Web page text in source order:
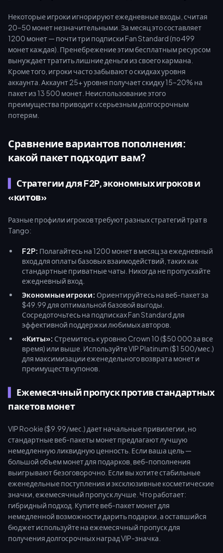
Некоторые игроки игнорируют ежедневные входы, считая
20–50 монет незначительными. За месяц это составляет
1200 монет — почти три подписки Fan Standard (по 499
монет каждая). Пренебрежение этим бесплатным ресурсом
вынуждает тратить лишние деньги из своего кармана.
Кроме того, игроки часто забывают о скидках уровня
аккаунта. Аккаунт 25+ уровня получает скидку 15–20% на
пакет из 13 500 монет. Неиспользование этого
преимущества приводит к серьезным долгосрочным
потерям.
Сравнение вариантов пополнения:
какой пакет подходит вам?
Стратегии для F2P, экономных игроков и
«китов»
Разные профили игроков требуют разных стратегий трат в
Tango:
F2P: Полагайтесь на 1200 монет в месяц за ежедневный
вход для оплаты базовых взаимодействий, таких как
стандартные приватные чаты. Никогда не пропускайте
ежедневный вход.
Экономные игроки: Ориентируйтесь на веб-пакет за
$49.99 для оптимальной базовой выгоды.
Сосредоточьтесь на подписках Fan Standard для
эффективной поддержки любимых авторов.
«Киты»: Стремитесь к уровню Crown 10 ($50 000 за все
время) или выше. Используйте VIP Platinum ($1 500/мес.)
для максимизации еженедельного возврата монет и
преимуществ купонов.
Ежемесячный пропуск против стандартных
пакетов монет
VIP Rookie ($9.99/мес.) дает начальные привилегии, но
стандартные веб-пакеты монет предлагают лучшую
немедленную ликвидную ценность. Если ваша цель —
большой объем монет для подарков, веб-пополнения
выигрывают безоговорочно. Если вы хотите стабильные
еженедельные поступления и эксклюзивные косметические
значки, ежемесячный пропуск лучше. Что работает:
гибридный подход. Купите веб-пакет монет для
немедленной возможности дарить подарки, а оставшийся
бюджет используйте на ежемесячный пропуск для
получения долгосрочных наград VIP-значка.